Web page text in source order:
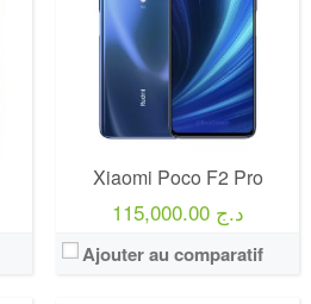
Xiaomi Poco F2 Pro
115,000.00 د.ج
Ajouter au comparatif